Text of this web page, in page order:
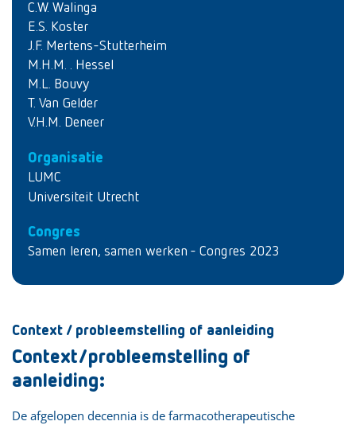
C.W. Walinga
E.S. Koster
J.F. Mertens-Stutterheim
M.H.M. . Hessel
M.L. Bouvy
T. Van Gelder
V.H.M. Deneer
Organisatie
LUMC
Universiteit Utrecht
Congres
Samen leren, samen werken - Congres 2023
Context / probleemstelling of aanleiding
Context/probleemstelling of
aanleiding:
De afgelopen decennia is de farmacotherapeutische